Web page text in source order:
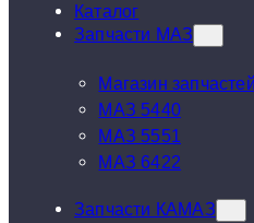
Каталог
Запчасти МАЗ
Магазин
МАЗ 5440
МАЗ 5551
МАЗ 6422
Запчасти КАМАЗ